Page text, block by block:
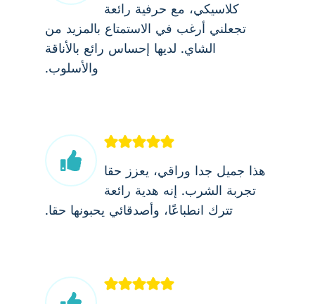
كلاسيكي، مع حرفية رائعة
تجعلني أرغب في الاستمتاع بالمزيد من
الشاي. لديها إحساس رائع بالأناقة
والأسلوب.
هذا جميل جدا وراقي، يعزز حقا
تجربة الشرب. إنه هدية رائعة
تترك انطباعًا، وأصدقائي يحبونها حقا.